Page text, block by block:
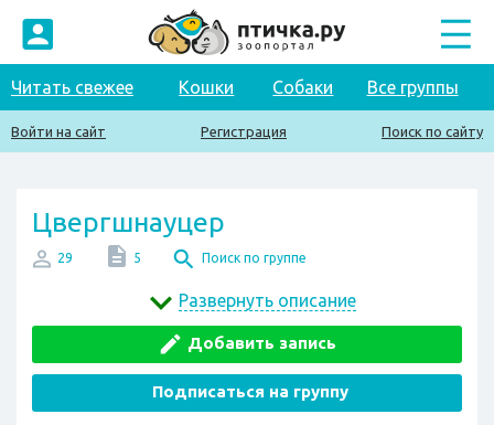
Читать свежее Кошки Собаки Все группы
Войти на сайт Регистрация Поиск по сайту
Цвергшнауцер
29 5 Поиск по группе
Развернуть описание
Добавить запись
Подписаться на группу